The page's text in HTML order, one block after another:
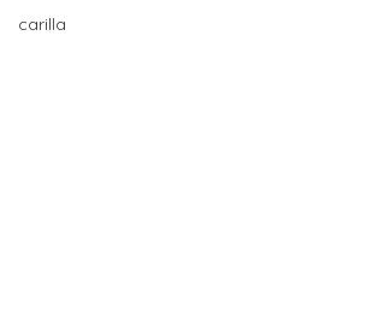
carilla